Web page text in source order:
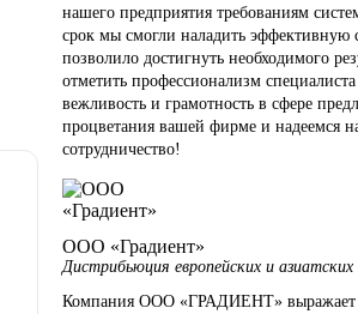
нашего предприятия требованиям
срок мы смогли наладить эффективную
позволило достигнуть необходимого
отметить профессионализм
вежливость и грамотность в сфере
процветания вашей фирме и надеемся
сотрудничество!
ООО «Градиент»
Дистрибьюция европейских и
Компания ООО «ГРАДИЕНТ» выражает